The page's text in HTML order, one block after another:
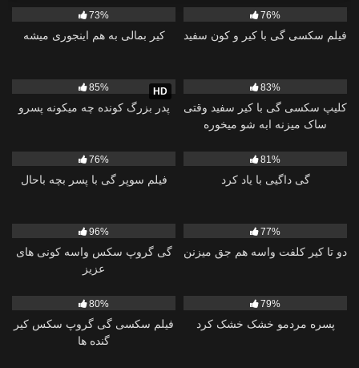
73%
کیر بمالی به هم اینجوری میشه
76%
فیلم سکسی گی با کیر و کون سفید
HD
85%
پدر بزرگ کونده چه میکونه پسرو
83%
کلیپ سکسی گی با کیر سفید وقتی
ساک میزنه ابه شو میخوره
76%
فیلم سوپر گی با پسر بچه باحال
81%
گی داگیی با یاد کرد
96%
گی گروپ سکس واسه کونی های
عزیز
77%
دو تا کیر کلفت واسه هم جق میزنن
80%
فیلم سکسی گی گروپ سکس کیر
گنده ها
79%
پسره مردمو خشک خشک کرد